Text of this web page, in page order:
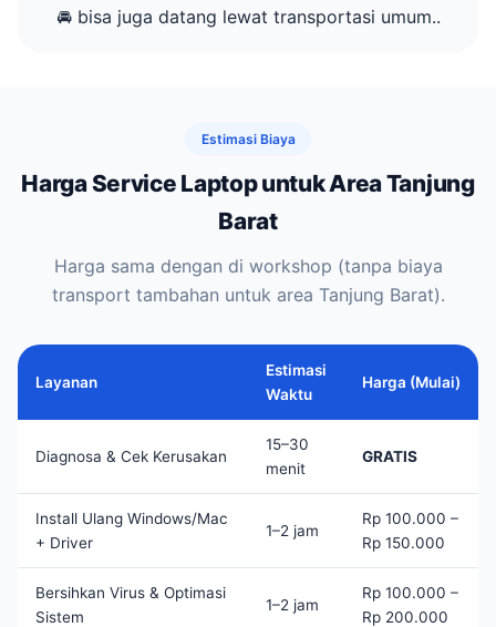
🚘 bisa juga datang lewat transportasi umum..
Estimasi Biaya
Harga Service Laptop untuk Area Tanjung
Barat
Harga sama dengan di workshop (tanpa biaya
transport tambahan untuk area Tanjung Barat).
Layanan
Estimasi
Waktu
Harga (Mulai)
Diagnosa & Cek Kerusakan
15–30
menit
GRATIS
Install Ulang Windows/Mac
+ Driver
1–2 jam
Rp 100.000 –
Rp 150.000
Bersihkan Virus & Optimasi
Sistem
1–2 jam
Rp 100.000 –
Rp 200.000